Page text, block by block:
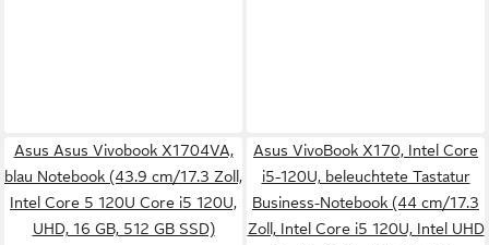
Asus Asus Vivobook X1704VA,
blau Notebook (43.9 cm/17.3 Zoll,
Intel Core 5 120U Core i5 120U,
UHD, 16 GB, 512 GB SSD)
Asus VivoBook X170, Intel Core
i5-120U, beleuchtete Tastatur
Business-Notebook (44 cm/17.3
Zoll, Intel Core i5 120U, Intel UHD